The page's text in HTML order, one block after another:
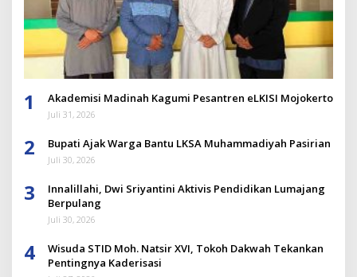
1 Akademisi Madinah Kagumi Pesantren eLKISI Mojokerto
Juli 31, 2026
2 Bupati Ajak Warga Bantu LKSA Muhammadiyah Pasirian
Juli 30, 2026
3
Innalillahi, Dwi Sriyantini Aktivis Pendidikan Lumajang
Berpulang
Juli 30, 2026
4
Wisuda STID Moh. Natsir XVI, Tokoh Dakwah Tekankan
Pentingnya Kaderisasi